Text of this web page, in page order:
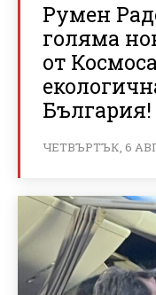
Румен
голяма
от
България!
ЧЕТВЪРТЪК, 6